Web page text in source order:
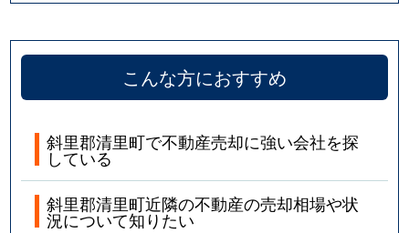
こんな方におすすめ
斜里郡清里町で不動産売却に強い会社を探
している
斜里郡清里町近隣の不動産の売却相場や状
況について知りたい